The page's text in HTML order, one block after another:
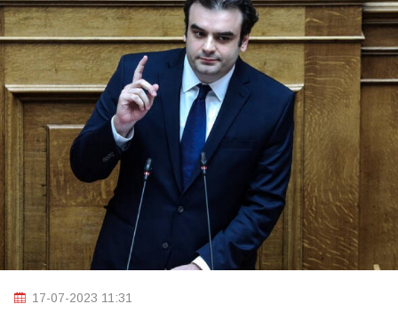
17-07-2023 11:31